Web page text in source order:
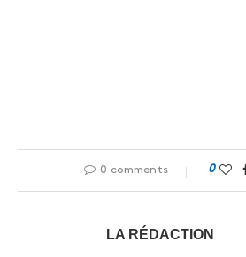
0 comments 0
LA RÉDACTION